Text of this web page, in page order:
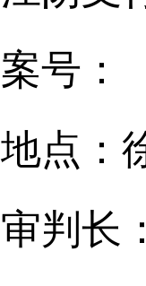
案号：
地点：
审判长